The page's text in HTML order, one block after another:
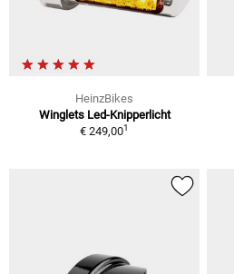
HeinzBikes
Winglets Led-Knipperlicht
€ 249,001